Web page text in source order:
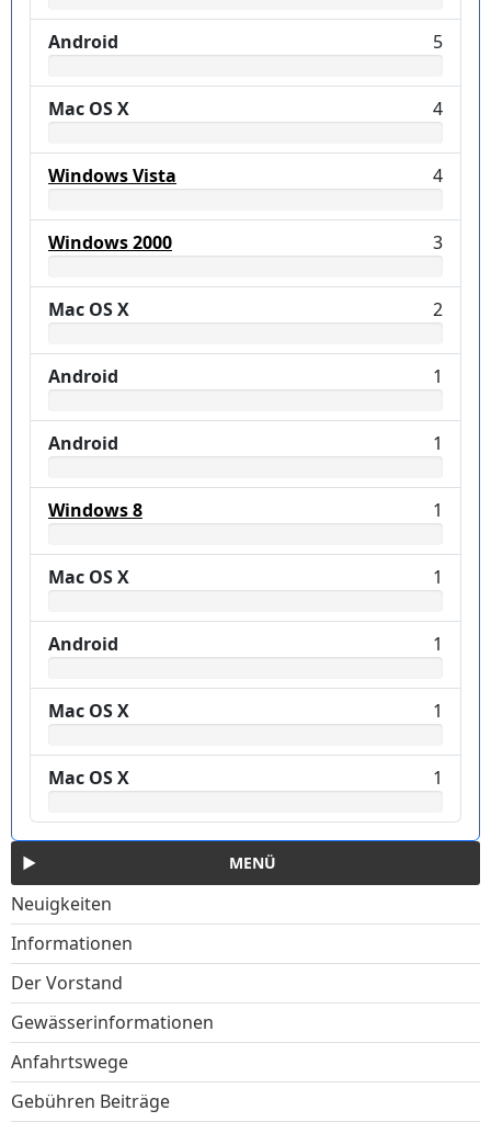
Android 5
Mac OS X 4
Windows Vista 4
Windows 2000 3
Mac OS X 2
Android 1
Android 1
Windows 8 1
Mac OS X 1
Android 1
Mac OS X 1
Mac OS X 1
MENÜ
Neuigkeiten
Informationen
Der Vorstand
Gewässerinformationen
Anfahrtswege
Gebühren Beiträge